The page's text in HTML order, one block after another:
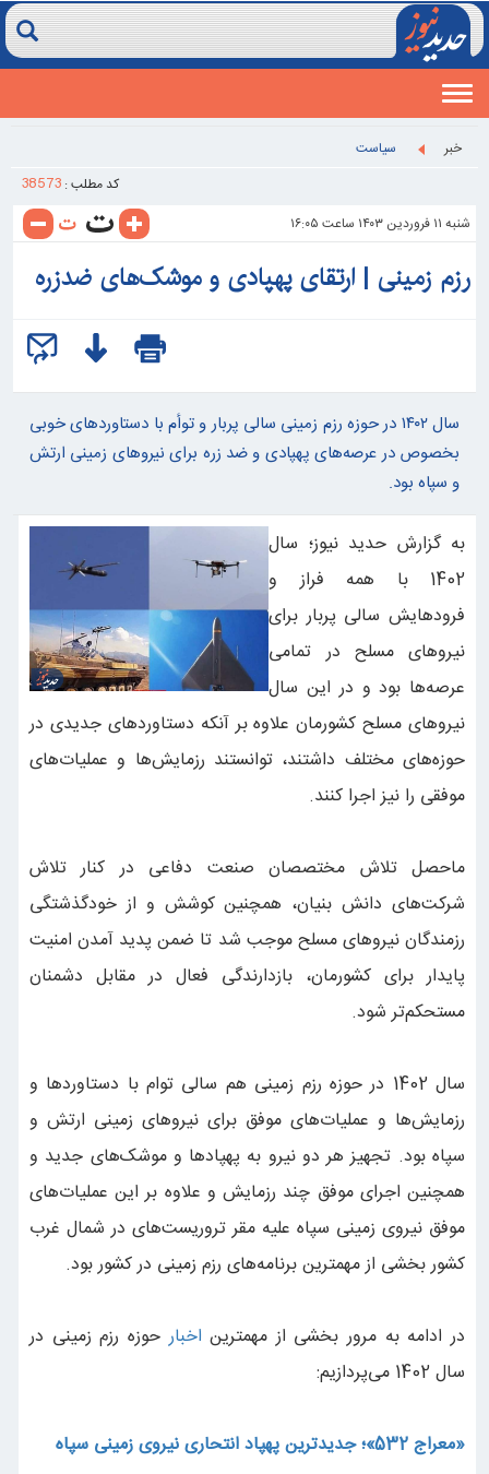
Toggle
navigation
خبر
سیاست
کد مطلب : 38573
شنبه ۱۱ فروردين ۱۴۰۳ ساعت ۱۶:۰۵
رزم زمینی | ارتقای پهپادی و موشک‌های ضدزره
سال ۱۴۰۲ در حوزه رزم زمینی سالی پربار و توأم با دستاوردهای خوبی
بخصوص در عرصه‌های پهپادی و ضد زره برای نیروهای زمینی ارتش
و سپاه بود.
به گزارش حدید نیوز؛ سال
1402 با همه فراز و
فرودهایش سالی پربار برای
نیروهای مسلح در تمامی
عرصه‌ها بود و در این سال
نیروهای مسلح کشورمان علاوه بر آنکه دستاوردهای جدیدی در
حوزه‌های مختلف داشتند،‌ توانستند رزمایش‌ها و عملیات‌های
موفقی را نیز اجرا کنند.
ماحصل تلاش مختصصان صنعت دفاعی در کنار تلاش
شرکت‌های دانش بنیان، همچنین کوشش و از خودگذشتگی
رزمندگان نیروهای مسلح موجب شد تا ضمن پدید آمدن امنیت
پایدار برای کشورمان، بازدارندگی فعال در مقابل دشمنان
مستحکم‌تر شود.
سال 1402 در حوزه رزم زمینی هم سالی توام با دستاوردها و
رزمایش‌ها و عملیا‌ت‌های موفق برای نیروهای زمینی ارتش و
سپاه بود. تجهیز هر دو نیرو به پهپادها و موشک‌های جدید و
همچنین اجرای موفق چند رزمایش و علاوه بر این عملیات‌‌های
موفق نیروی زمینی سپاه علیه مقر تروریست‌های در شمال غرب
کشور بخشی از مهمترین برنامه‌های رزم زمینی در کشور بود.
در ادامه به مرور بخشی از مهمترین اخبارحوزه رزم زمینی در
سال 1402 می‌پردازیم:
«معراج 532»؛ جدیدترین پهپاد انتحاری نیروی زمینی سپاه